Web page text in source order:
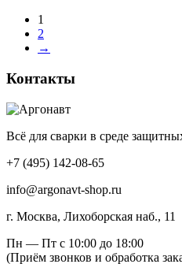
1
2
→
Контакты
Всё для сварки в среде
+7 (495) 142-08-65
info@argonavt-shop.ru
г. Москва, Лихоборская наб., 11
Пн — Пт с 10:00 до 18:00
(Приём звонков и обработка